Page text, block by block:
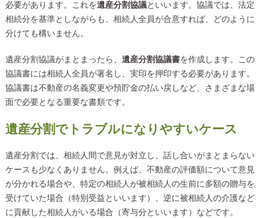
必要があります。これを遺産分割協議といいます。協議では、法定
相続分を基準としながらも、相続人全員が合意すれば、どのように
分けても構いません。
遺産分割協議がまとまったら、 遺産分割協議書を作成します。この
協議書には相続人全員が署名し、実印を押印する必要があります。
協議書は不動産の名義変更や預貯金の払い戻しなど、さまざまな場
面で必要となる重要な書類です。
遺産分割でトラブルになりやすいケース
遺産分割では、相続人間で意見が対立し、話し合いがまとまらない
ケースも少なくありません。例えば、不動産の評価額について意見
が分かれる場合や、特定の相続人が被相続人の生前に多額の贈与を
受けていた場合（特別受益といいます）、逆に被相続人の介護など
に貢献した相続人がいる場合（寄与分といいます）などです。